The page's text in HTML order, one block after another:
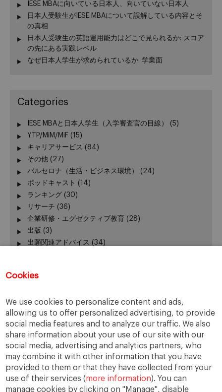
Cookies
We use cookies to personalize content and ads,
allowing us to offer personalized advertising, to provide
social media features and to analyze our traffic. We also
share information about your use of our site with our
social media, advertising and analytics partners, who
may combine it with other information that you have
provided to them or that they have collected from your
use of their services (more information). You can
manage cookies by clicking on "Manage", disable
IESE MBAに向いている日本人、向いていない日本人
日本人受験生がIESE MBAについて誤解している内容とそ
の真相
日本人受験生の英語運用能力はどこで見られるか: スコア
の先にある実践レベル
なぜ日本人学生が求められているか: 学業面
Categories
IESE MBAと日本人学生（入学審査官の目線）
(5)
YTP/MiM/MiF (15)
キャリアサービス (84)
その他 (27)
バルセロナ（生活・ビジネス環境）
(24)
ポッドキャスト (14)
ランキング (30)
リサーチ (36)
企業研修・エグゼクティブ教育 (28)
出版 (3)
出願関連アドバイス (34)
卒業生向けイベント
在校生の活躍(42)
報道発表、レポート (24)
学長(24)
授業(130)
新型コロナウィルス (22)
課外活動 (140)